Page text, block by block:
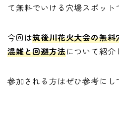
て無料でいける穴場スポット
今回は筑後川花火大会の無
混雑と回避方法について紹介
参加される方はぜひ参考にし